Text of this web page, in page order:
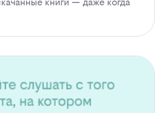
книги — даже когда